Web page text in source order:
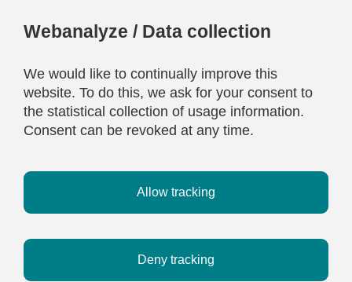
Webanalyze / Data collection
We would like to continually improve this
website. To do this, we ask for your consent to
the statistical collection of usage information.
Consent can be revoked at any time.
Allow tracking
Deny tracking